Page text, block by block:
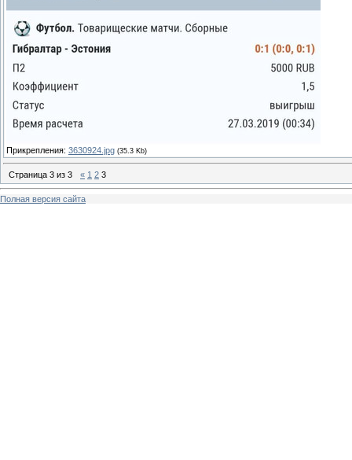
Прикрепления: 3630924.jpg (35.3 Kb)
Страница 3 из 3 « 1 2 3
Полная версия сайта